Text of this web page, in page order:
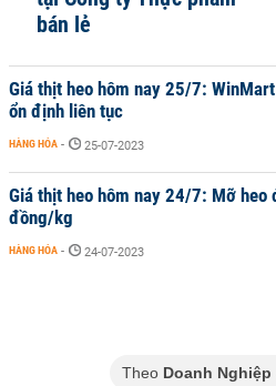
bán lẻ
Giá thịt heo hôm nay 25/7:
ổn định liên tục
HÀNG HÓA - 25-07-2023
Giá thịt heo hôm nay 24/7: Mỡ
đồng/kg
HÀNG HÓA - 24-07-2023
Theo Doanh